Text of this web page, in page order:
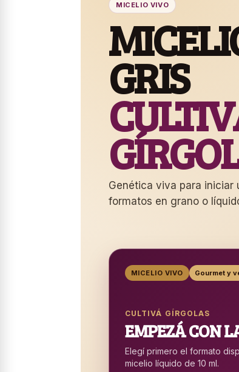
MICELIO VIVO
GRIS
Genética viva para
formatos en grano o
MICELIO VIVO Gourmet y
CULTIVÁ GÍRGOLAS
EMPEZÁ CON
Elegí primero el formato
micelio líquido de 10 ml.